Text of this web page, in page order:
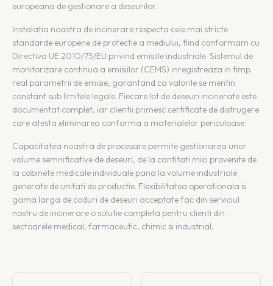
europeana de gestionare a deseurilor.
Instalatia noastra de incinerare respecta cele mai stricte
standarde europene de protectie a mediului, fiind conformam cu
Directiva UE 2010/75/EU privind emisiile industriale. Sistemul de
monitorizare continua a emisiilor (CEMS) inregistreaza in timp
real parametrii de emisie, garantand ca valorile se mentin
constant sub limitele legale. Fiecare lot de deseuri incinerate este
documentat complet, iar clientii primesc certificate de distrugere
care atesta eliminarea conforma a materialelor periculoase.
Capacitatea noastra de procesare permite gestionarea unor
volume semnificative de deseuri, de la cantitati mici provenite de
la cabinete medicale individuale pana la volume industriale
generate de unitati de productie. Flexibilitatea operationala si
gama larga de coduri de deseuri acceptate fac din serviciul
nostru de incinerare o solutie completa pentru clienti din
sectoarele medical, farmaceutic, chimic si industrial.